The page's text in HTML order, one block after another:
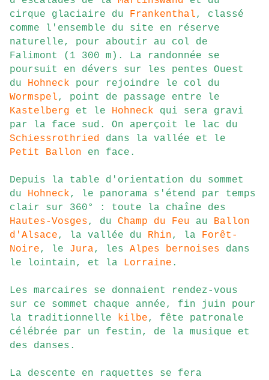
cirque glaciaire du Frankenthal, classé
comme l'ensemble du site en réserve
naturelle, pour aboutir au col de
Falimont (1 300 m). La randonnée se
poursuit en dévers sur les pentes Ouest
du Hohneck pour rejoindre le col du
Wormspel, point de passage entre le
Kastelberg et le Hohneck qui sera gravi
par la face sud. On aperçoit le lac du
Schiessrothried dans la vallée et le
Petit Ballon en face.
Depuis la table d'orientation du sommet
du Hohneck, le panorama s'étend par temps
clair sur 360° : toute la chaîne des
Hautes-Vosges, du Champ du Feu au Ballon
d'Alsace, la vallée du Rhin, la Forêt-
Noire, le Jura, les Alpes bernoises dans
le lointain, et la Lorraine .
Les marcaires se donnaient rendez-vous
sur ce sommet chaque année, fin juin pour
la traditionnelle kilbe, fête patronale
célébrée par un festin, de la musique et
des danses.
La descente en raquettes se fera